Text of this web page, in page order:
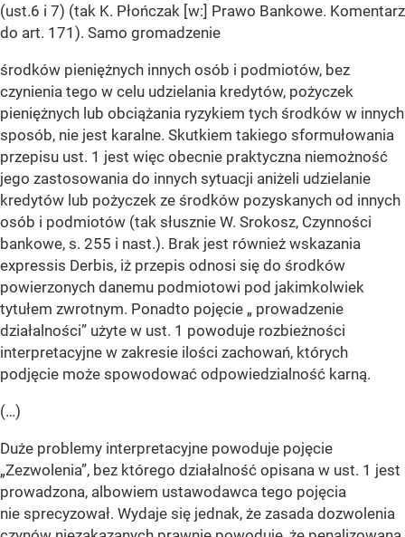
(ust.6 i 7) (tak K. Płończak [w:] Prawo Bankowe. Komentarz
do art. 171). Samo gromadzenie
środków pieniężnych innych osób i podmiotów, bez
czynienia tego w celu udzielania kredytów, pożyczek
pieniężnych lub obciążania ryzykiem tych środków w innych
sposób, nie jest karalne. Skutkiem takiego sformułowania
przepisu ust. 1 jest więc obecnie praktyczna niemożność
jego zastosowania do innych sytuacji aniżeli udzielanie
kredytów lub pożyczek ze środków pozyskanych od innych
osób i podmiotów (tak słusznie W. Srokosz, Czynności
bankowe, s. 255 i nast.). Brak jest również wskazania
expressis Derbis, iż przepis odnosi się do środków
powierzonych danemu podmiotowi pod jakimkolwiek
tytułem zwrotnym. Ponadto pojęcie „ prowadzenie
działalności” użyte w ust. 1 powoduje rozbieżności
interpretacyjne w zakresie ilości zachowań, których
podjęcie może spowodować odpowiedzialność karną.
(…)
Duże problemy interpretacyjne powoduje pojęcie
„Zezwolenia”, bez którego działalność opisana w ust. 1 jest
prowadzona, albowiem ustawodawca tego pojęcia
nie sprecyzował. Wydaje się jednak, że zasada dozwolenia